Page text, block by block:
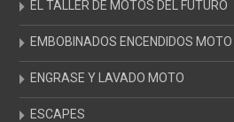
EL TALLER DE MOTOS DEL FUTURO
EMBOBINADOS ENCENDIDOS MOTO
ENGRASE Y LAVADO MOTO
ESCAPES